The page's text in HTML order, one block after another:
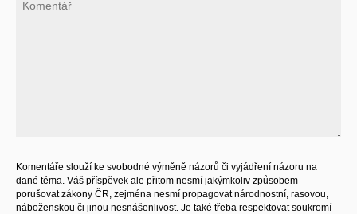
Komentáře slouží ke svobodné výměně názorů či vyjádření názoru na
dané téma. Váš příspěvek ale přitom nesmí jakýmkoliv způsobem
porušovat zákony ČR, zejména nesmí propagovat národnostní, rasovou,
náboženskou či jinou nesnášenlivost. Je také třeba respektovat soukromí